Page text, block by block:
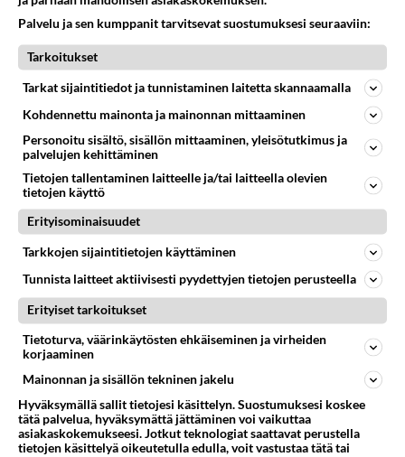
Nicaragua sekä pari pientä afrikkalaista diktatuuria
(Mali ja Eritrea).
Toki suuriväkiset maat Kiina ja Intia äänestivät tyhjää.
Kyse olikin siitä, ketkä äänestivät Venäjää
ihmisistä ei halua sekaantua jauhonaamojen
keskinäisiin sotiin jossain heistä kaukana
toisessa maailmansodassa niiden oli pakko
osallistua ollessaan alistettuja "vapaille"
Äänestä Kommentoi
Anonyymi
Kun saadaan venäjä luhistumaan niin sen jälkeen
sortuu omaan tyhmyyteensä niin afrikan valtiot
kuin Iran, Pohjois-korea ja venetzuela .
Äänestä Kommentoi
Anonyymi
2024-02-29 06:05:16
Palvelu ja sen kumppanit tarvitsevat suostumuksesi seuraaviin:
Tarkoitukset
Tarkat sijaintitiedot ja tunnistaminen laitetta skannaamalla
Kohdennettu mainonta ja mainonnan mittaaminen
Personoitu sisältö, sisällön mittaaminen, yleisötutkimus ja
palvelujen kehittäminen
Tietojen tallentaminen laitteelle ja/tai laitteella olevien
tietojen käyttö
Erityisominaisuudet
Tarkkojen sijaintitietojen käyttäminen
Tunnista laitteet aktiivisesti pyydettyjen tietojen perusteella
Erityiset tarkoitukset
Tietoturva, väärinkäytösten ehkäiseminen ja virheiden
korjaaminen
Mainonnan ja sisällön tekninen jakelu
Hyväksymällä sallit tietojesi käsittelyn. Suostumuksesi koskee
tätä palvelua, hyväksymättä jättäminen voi vaikuttaa
asiakaskokemukseesi. Jotkut teknologiat saattavat perustella
tietojen käsittelyä oikeutetulla edulla, voit vastustaa tätä tai